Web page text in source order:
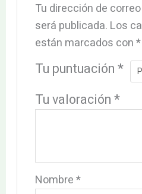
Tu dirección de
será publicada. Los
están marcados con*
Tu puntuación*
Tu valoración*
Nombre*